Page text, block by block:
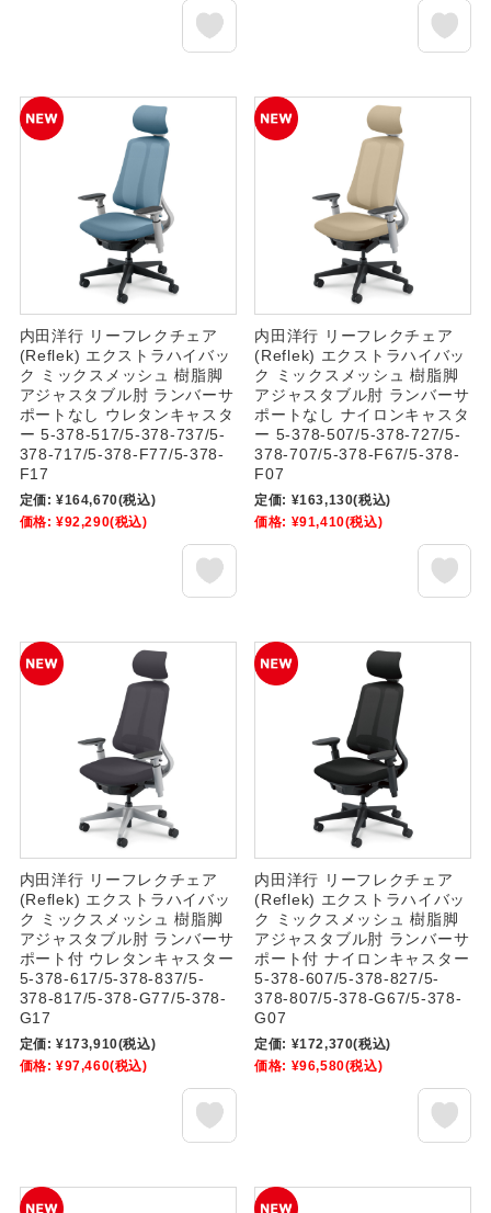
内田洋行 リーフレクチェア
(Reflek) エクストラハイバッ
ク ミックスメッシュ 樹脂脚
アジャスタブル肘 ランバーサ
ポートなし ウレタンキャスタ
ー 5-378-517/5-378-737/5-
378-717/5-378-F77/5-378-
F17
定価: ¥164,670(税込)
価格: ¥92,290(税込)
内田洋行 リーフレクチェア
(Reflek) エクストラハイバッ
ク ミックスメッシュ 樹脂脚
アジャスタブル肘 ランバーサ
ポートなし ナイロンキャスタ
ー 5-378-507/5-378-727/5-
378-707/5-378-F67/5-378-
F07
定価: ¥163,130(税込)
価格: ¥91,410(税込)
内田洋行 リーフレクチェア
(Reflek) エクストラハイバッ
ク ミックスメッシュ 樹脂脚
アジャスタブル肘 ランバーサ
ポート付 ウレタンキャスター
5-378-617/5-378-837/5-
378-817/5-378-G77/5-378-
G17
定価: ¥173,910(税込)
価格: ¥97,460(税込)
内田洋行 リーフレクチェア
(Reflek) エクストラハイバッ
ク ミックスメッシュ 樹脂脚
アジャスタブル肘 ランバーサ
ポート付 ナイロンキャスター
5-378-607/5-378-827/5-
378-807/5-378-G67/5-378-
G07
定価: ¥172,370(税込)
価格: ¥96,580(税込)